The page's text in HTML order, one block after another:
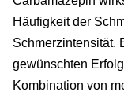
Häufigkeit der
Schmerzintensität.
gewünschten
Kombination von